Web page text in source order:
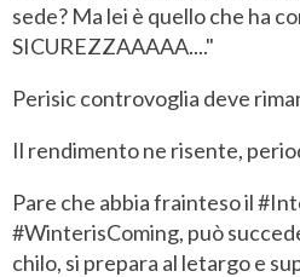
sede? Ma lei è quello che ha
SICUREZZAAAAA...."
Perisic controvoglia deve
Il rendimento ne risente,
Pare che abbia frainteso il
#WinterisComing, può
chilo, si prepara al letargo e